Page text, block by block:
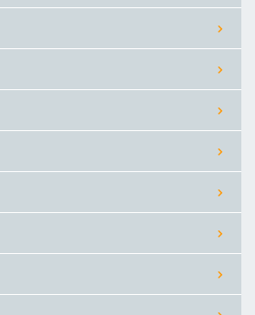
Ishimine
Tedako-Uranishi
Kyozuka